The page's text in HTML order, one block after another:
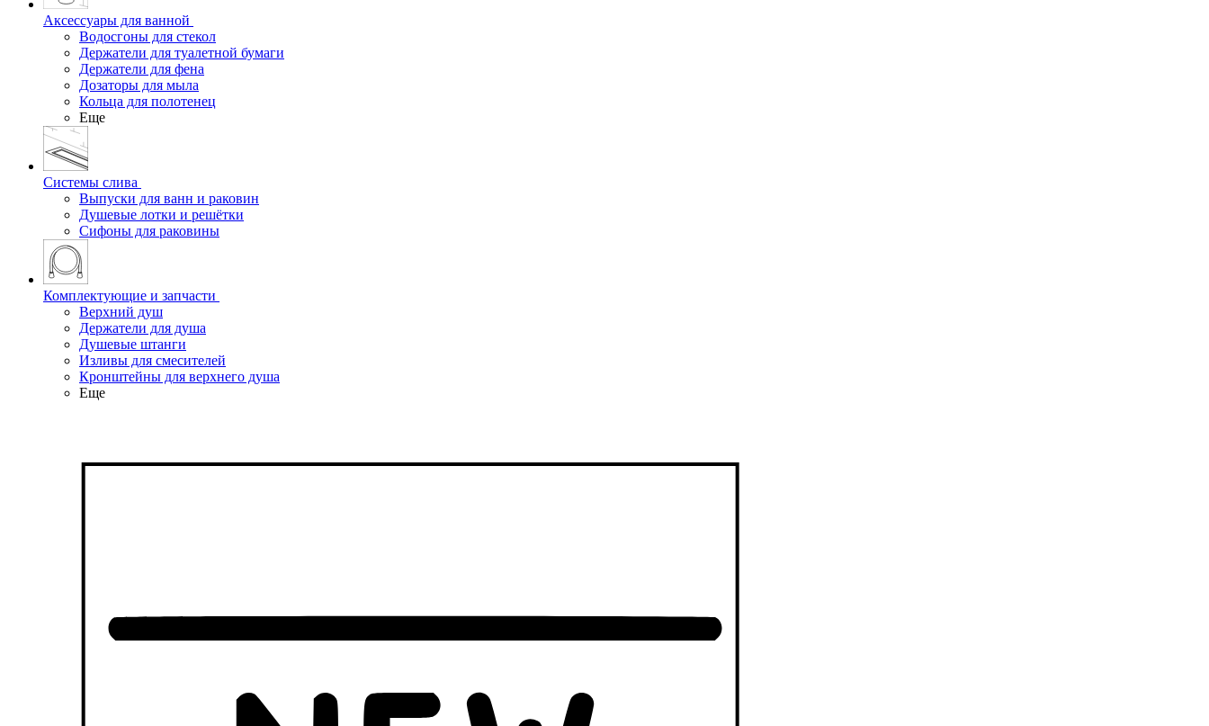
Аксессуары для ванной
Водосгоны для стекол
Держатели для туалетной бумаги
Держатели для фена
Дозаторы для мыла
Кольца для полотенец
Еще
Системы слива
Выпуски для ванн и раковин
Душевые лотки и решётки
Сифоны для раковины
Комплектующие и запчасти
Верхний душ
Держатели для душа
Душевые штанги
Изливы для смесителей
Кронштейны для верхнего душа
Еще